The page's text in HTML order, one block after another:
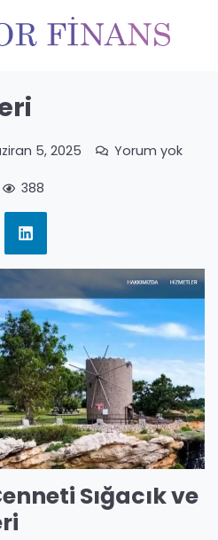
5, 2025 Yorum yok
388
Sığacık ve